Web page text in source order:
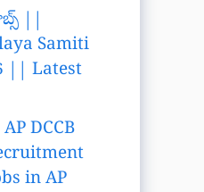
||
Samiti
|| Latest
DCCB
in AP